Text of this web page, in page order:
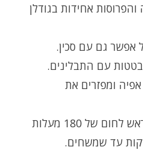
אחידות בגודלן
אפשר גם עם סכין.
עם התבלינים.
ומפזרים את
אופים בתנור שחומם מראש לחום של 180 מעלות
עד שמשחים.